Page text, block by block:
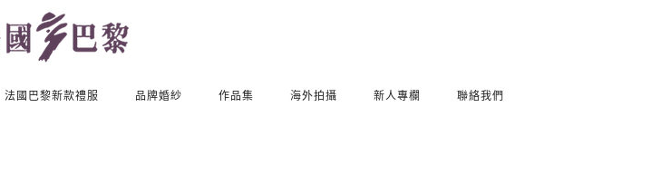
法國巴黎新款禮服 品牌婚紗 作品集 海外拍攝 新人專欄 聯絡我們